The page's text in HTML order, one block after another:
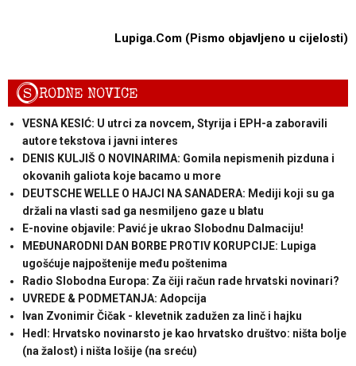
Lupiga.Com (Pismo objavljeno u cijelosti)
SRODNE NOVICE
VESNA KESIĆ: U utrci za novcem, Styrija i EPH-a zaboravili
autore tekstova i javni interes
DENIS KULJIŠ O NOVINARIMA: Gomila nepismenih pizduna i
okovanih galiota koje bacamo u more
DEUTSCHE WELLE O HAJCI NA SANADERA: Mediji koji su ga
držali na vlasti sad ga nesmiljeno gaze u blatu
E-novine objavile: Pavić je ukrao Slobodnu Dalmaciju!
MEĐUNARODNI DAN BORBE PROTIV KORUPCIJE: Lupiga
ugošćuje najpoštenije među poštenima
Radio Slobodna Europa: Za čiji račun rade hrvatski novinari?
UVREDE & PODMETANJA: Adopcija
Ivan Zvonimir Čičak - klevetnik zadužen za linč i hajku
Hedl: Hrvatsko novinarsto je kao hrvatsko društvo: ništa bolje
(na žalost) i ništa lošije (na sreću)